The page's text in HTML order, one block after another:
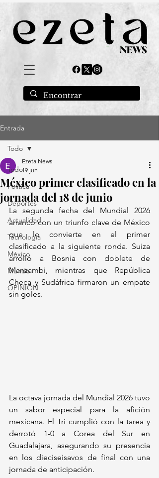
Entrada
Todo
Política
Deportes
Actualidad
Tecnología
México
Mundo
OPINIÓN
Todo
México primer clasificado en la
jornada del 18 de junio
Ezeta News
19 jun
La segunda fecha del Mundial 2026
arrancó con un triunfo clave de México
que lo convierte en el primer
clasificado a la siguiente ronda. Suiza
arrolló a Bosnia con doblete de
Manzambi, mientras que República
Checa y Sudáfrica firmaron un empate
sin goles.
La octava jornada del Mundial 2026 tuvo
un sabor especial para la afición
mexicana. El Tri cumplió con la tarea y
derrotó 1-0 a Corea del Sur en
Guadalajara, asegurando su presencia
en los dieciseisavos de final con una
jornada de anticipación.